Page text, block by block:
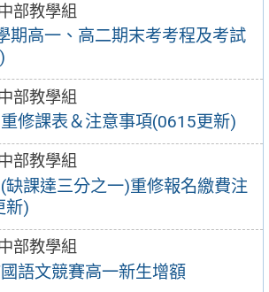
部教學組
期高一、高二期末考考程及考試
部教學組
修課表＆注意事項(0615更新)
部教學組
缺課達三分之一)重修報名繳費注
新)
部教學組
語文競賽高一新生增額